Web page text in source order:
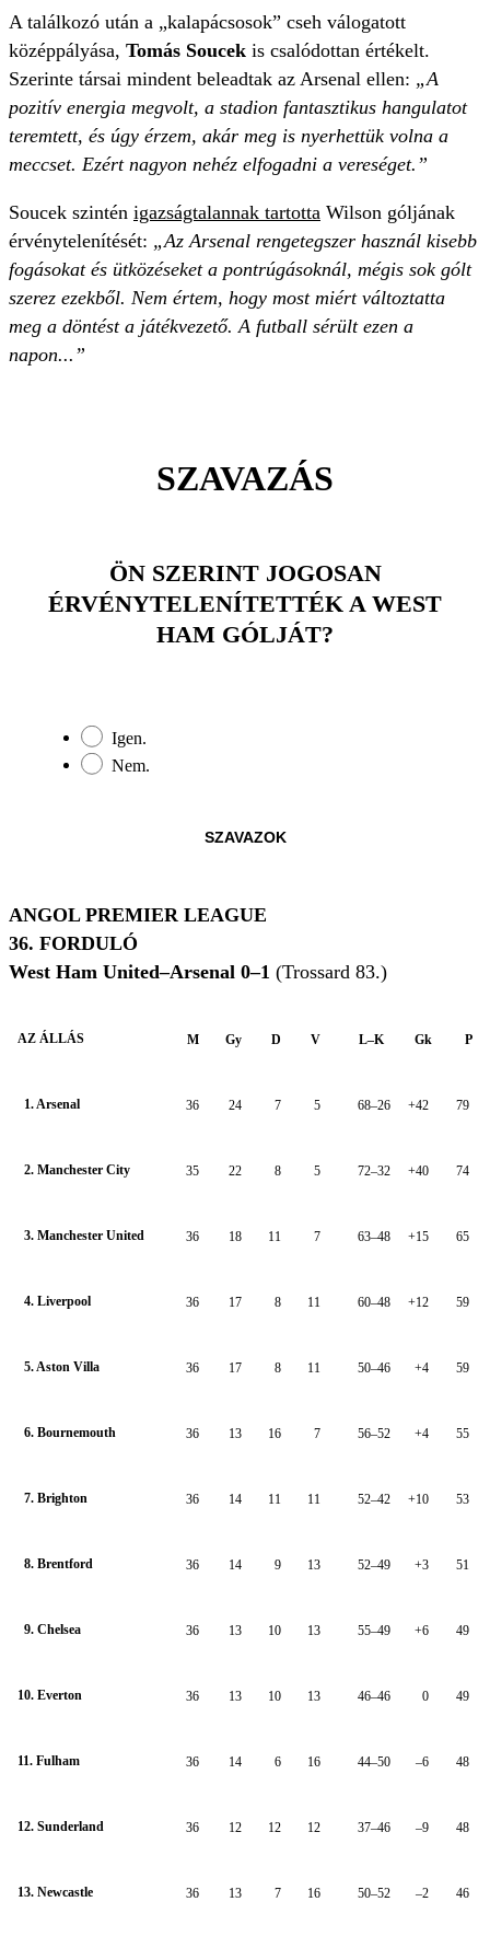
A találkozó után a „kalapácsosok” cseh válogatott
középpályása, Tomás Soucek is csalódottan értékelt.
Szerinte társai mindent beleadtak az Arsenal ellen: „A
pozitív energia megvolt, a stadion fantasztikus hangulatot
teremtett, és úgy érzem, akár meg is nyerhettük volna a
meccset. Ezért nagyon nehéz elfogadni a vereséget.”
Soucek szintén igazságtalannak tartotta Wilson góljának
érvénytelenítését: „Az Arsenal rengetegszer használ kisebb
fogásokat és ütközéseket a pontrúgásoknál, mégis sok gólt
szerez ezekből. Nem értem, hogy most miért változtatta
meg a döntést a játékvezető. A futball sérült ezen a
napon...”
SZAVAZÁS
ÖN SZERINT JOGOSAN
ÉRVÉNYTELENÍTETTÉK A WEST
HAM GÓLJÁT?
Igen.
Nem.
SZAVAZOK
ANGOL PREMIER LEAGUE
36. FORDULÓ
West Ham United–Arsenal 0–1 (Trossard 83.)
AZ ÁLLÁS M Gy D V L–K Gk P
1. Arsenal 36 24 7 5 68–26 +42 79
2. Manchester City 35 22 8 5 72–32 +40 74
3. Manchester United 36 18 11 7 63–48 +15 65
4. Liverpool 36 17 8 11 60–48 +12 59
5. Aston Villa 36 17 8 11 50–46 +4 59
6. Bournemouth 36 13 16 7 56–52 +4 55
7. Brighton 36 14 11 11 52–42 +10 53
8. Brentford 36 14 9 13 52–49 +3 51
9. Chelsea 36 13 10 13 55–49 +6 49
10. Everton 36 13 10 13 46–46 0 49
11. Fulham 36 14 6 16 44–50 –6 48
12. Sunderland 36 12 12 12 37–46 –9 48
13. Newcastle 36 13 7 16 50–52 –2 46